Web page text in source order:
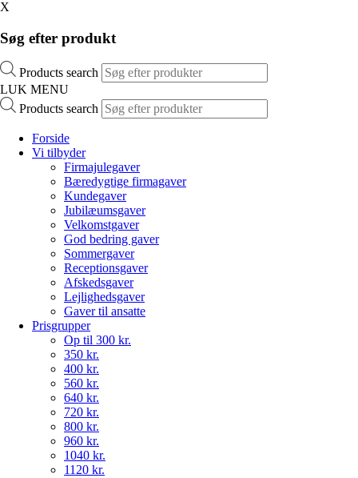
X
Søg efter produkt
Products search
LUK MENU
Products search
Forside
Vi tilbyder
Firmajulegaver
Bæredygtige firmagaver
Kundegaver
Jubilæumsgaver
Velkomstgaver
God bedring gaver
Sommergaver
Receptionsgaver
Afskedsgaver
Lejlighedsgaver
Gaver til ansatte
Prisgrupper
Op til 300 kr.
350 kr.
400 kr.
560 kr.
640 kr.
720 kr.
800 kr.
960 kr.
1040 kr.
1120 kr.